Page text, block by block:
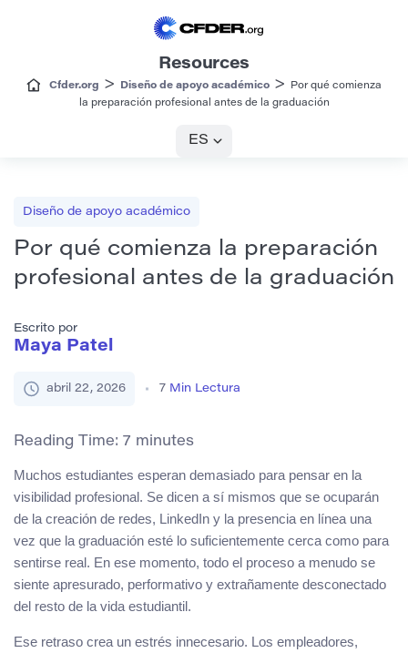
Resources
Cfder.org > Diseño de apoyo académico >
Por qué comienza
la preparación profesional antes de la graduación
ES
Diseño de apoyo académico
Por qué comienza la preparación
profesional antes de la graduación
Escrito por
Maya Patel
abril 22, 2026 7 Min Lectura
Reading Time: 7 minutes
Muchos estudiantes esperan demasiado para pensar en la
visibilidad profesional. Se dicen a sí mismos que se ocuparán
de la creación de redes, LinkedIn y la presencia en línea una
vez que la graduación esté lo suficientemente cerca como para
sentirse real. En ese momento, todo el proceso a menudo se
siente apresurado, performativo y extrañamente desconectado
del resto de la vida estudiantil.
Ese retraso crea un estrés innecesario. Los empleadores,